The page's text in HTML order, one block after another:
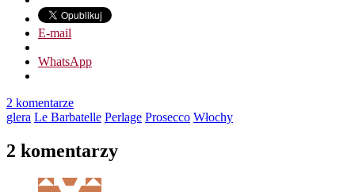
E-mail
WhatsApp
2 komentarze
glera Le Barbatelle Perlage Prosecco Włochy
2 komentarzy